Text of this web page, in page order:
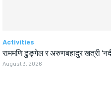
Activities
राममणि ढुङ्गेल र अरुणबहादुर खत्री
August 3, 2026